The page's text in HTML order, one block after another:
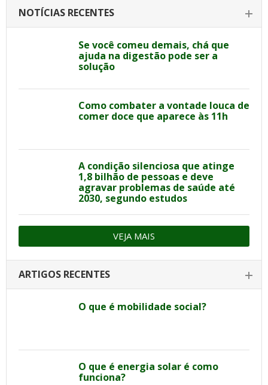
NOTÍCIAS RECENTES
Se você comeu demais, chá que
ajuda na digestão pode ser a
solução
Como combater a vontade louca de
comer doce que aparece às 11h
A condição silenciosa que atinge
1,8 bilhão de pessoas e deve
agravar problemas de saúde até
2030, segundo estudos
VEJA MAIS
ARTIGOS RECENTES
O que é mobilidade social?
O que é energia solar é como
funciona?